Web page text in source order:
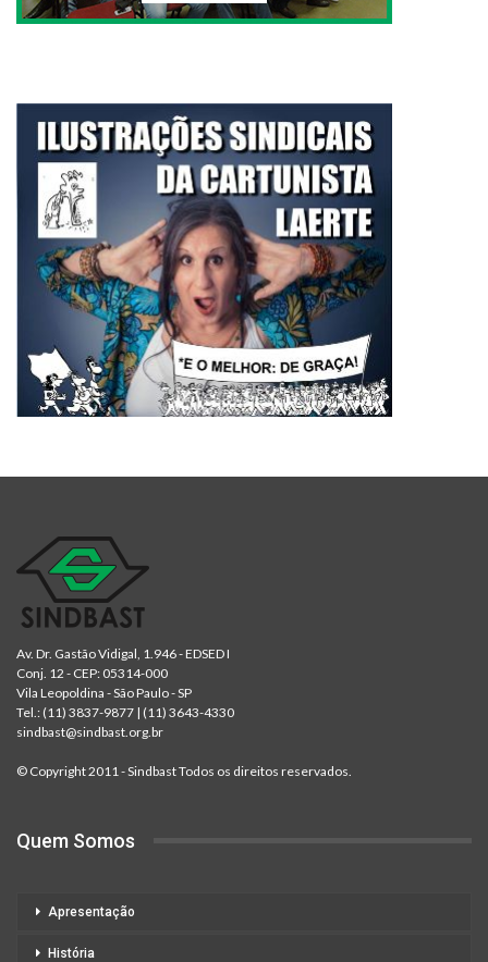
Av. Dr. Gastão Vidigal, 1.946 - EDSED I
Conj. 12 - CEP: 05314-000
Vila Leopoldina - São Paulo - SP
Tel.: (11) 3837-9877 | (11) 3643-4330
sindbast@sindbast.org.br
© Copyright 2011 - Sindbast Todos os direitos reservados.
Quem Somos
Apresentação
História